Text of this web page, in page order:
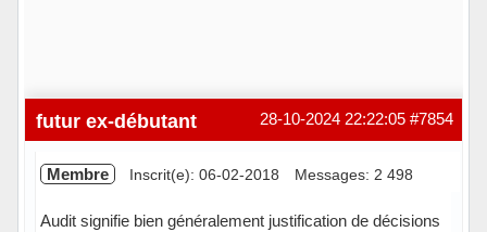
#7854
28-10-2024 22:22:05
futur ex-débutant
Membre Inscrit(e): 06-02-2018 Messages: 2 498
Audit signifie bien généralement justification de décisions